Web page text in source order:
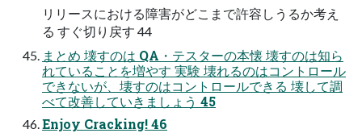
リリースにおける障害がどこまで許容しうるか考え
る すぐ切り戻す 44
まとめ 壊すのは QA・テスターの本懐 壊すのは知ら
れていることを増やす 実験 壊れるのはコントロール
できないが、壊すのはコントロールできる 壊して調
べて改善していきましょう 45
Enjoy Cracking! 46